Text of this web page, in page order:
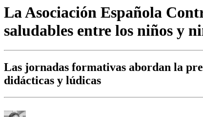
La Asociación Española
saludables entre los niños y
Las jornadas formativas abordan la
didácticas y lúdicas